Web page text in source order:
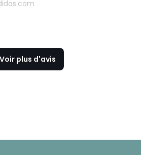
Voir plus d'avis